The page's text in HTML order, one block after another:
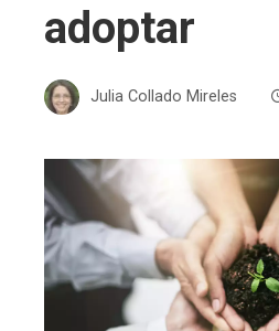
adoptar
Julia Collado Mireles